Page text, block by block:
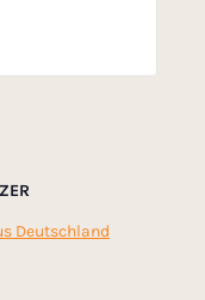
Deutschland